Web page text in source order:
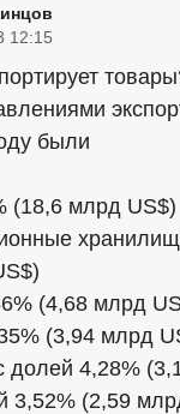
12:15
были
(18,6 млрд US$)
(4,68 млрд
(3,94 млрд
долей 4,28%
3,52% (2,59